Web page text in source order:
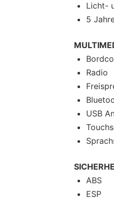
Licht-
5
Radio
USB
ABS
ESP